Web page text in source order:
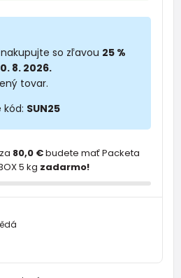
so zľavou 25 %
8. 2026.
tovar.
kód: SUN25
80,0 €budete mať Packeta
5 kg zadarmo!